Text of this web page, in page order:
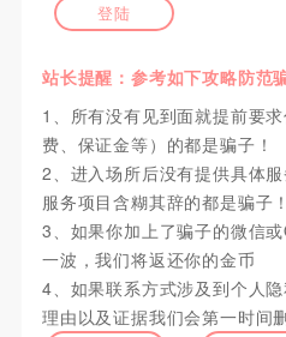
登陆
站长提醒：参考如下攻略防范
1、所有没有见到面就提前要
费、保证金等）的都是骗子！
2、进入场所后没有提供具体
服务项目含糊其辞的都是骗子！
3、如果你加上了骗子的微信
一波，我们将返还你的金币
4、如果联系方式涉及到个人
理由以及证据我们会第一时间删